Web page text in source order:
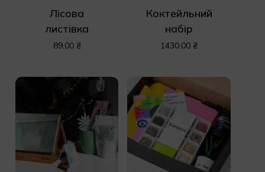
Лісова
листівка
89,00 ₴
Коктейльний
набір
1430,00 ₴